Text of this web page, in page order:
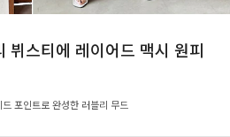
뷔스티에 레이어드 맥시 원피
포인트로 완성한 러블리 무드